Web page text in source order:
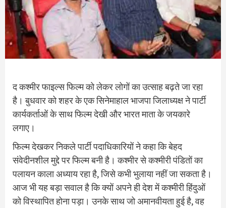
द कश्मीर फाइल्स फिल्म को लेकर लोगों का उत्साह बढ़ते जा रहा
है। बुधवार को शहर के एक सिनेमाहाल भाजपा जिलाध्यक्ष ने पार्टी
कार्यकर्ताओं के साथ फिल्म देखी और भारत माता के जयकारे
लगाए।
फिल्म देखकर निकले पार्टी पदाधिकारियों ने कहा कि बेहद
संवेदीनशील मुद्दे पर फिल्म बनी है। कश्मीर से कश्मीरी पंडितों का
पलायन काला अध्याय रहा है, जिसे कभी भुलाया नहीं जा सकता है।
आज भी यह बड़ा सवाल है कि क्यों अपने ही देश में कश्मीरी हिंदुओं
को विस्थापित होना पड़ा। उनके साथ जो अमानवीयता हुई है, वह